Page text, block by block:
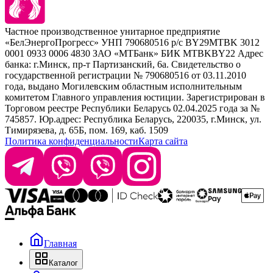
Расходные материалы
Sim Sensitive
Kebren
Selective Professional
White Line
+ 375 44 7233514
+ 375 29 1649505
info@krasabel.by
Офис: г. Минск, ул. Тимирязева 65Б, офис 1509
Склад: г. Минск, ул. Домбровская, 15
Время работы: пн–чт 9:00–17:30, пт 9:00–17:00
Частное производственное унитарное предприятие
«БелЭнергоПрогресс» УНП 790680516 р/с BY29MTBK 3012
0001 0933 0006 4830 ЗАО «МТБанк» БИК MTBKBY22 Адрес
банка: г.Минск, пр-т Партизанский, 6а. Свидетельство о
государственной регистрации № 790680516 от 03.11.2010
года, выдано Могилевским областным исполнительным
комитетом Главного управления юстиции. Зарегистрирован в
Торговом реестре Республики Беларусь 02.04.2025 года за №
745857. Юр.адрес: Республика Беларусь, 220035, г.Минск, ул.
Тимирязева, д. 65Б, пом. 169, каб. 1509
Политика конфиденциальностиКарта сайта
Главная
Каталог